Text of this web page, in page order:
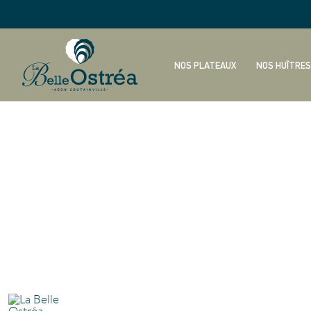
NOS PLATEAUX NOS HUÎTRES